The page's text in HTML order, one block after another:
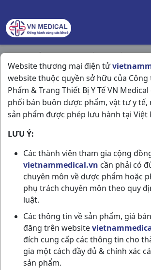
Website thương mại điện tử
website thuộc quyền sở hữu của Công
Phẩm & Trang Thiết Bị Y Tế VN
phối bán buôn dược phẩm, vật tư y tế,
sản phẩm được phép lưu hành tại Việt
LƯU Ý:
Các thành viên tham gia cộng
vietnammedical.vn cần phải có
chuyên môn về dược phẩm hoặc
phụ trách chuyên môn theo quy
luật.
Các thông tin về sản phẩm, giá
đăng trên website
đích cung cấp các thông tin cho
gia một cách đầy đủ & chính xác
sản phẩm.
Trang chủ / Trang Thiết Bị Y Tế /
Bcs Rocmen đen H12cái Việt Nam